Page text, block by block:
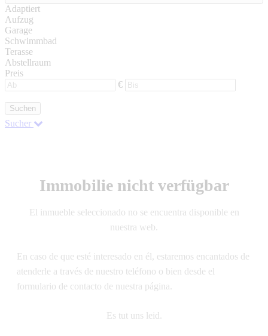
Adaptiert
Aufzug
Garage
Schwimmbad
Terasse
Abstellraum
Preis
€
Suchen
Sucher
Immobilie nicht verfügbar
El inmueble seleccionado no se encuentra disponible en
nuestra web.
En caso de que esté interesado en él, estaremos encantados de
atenderle a través de nuestro teléfono o bien desde el
formulario de contacto de nuestra página.
Es tut uns leid.